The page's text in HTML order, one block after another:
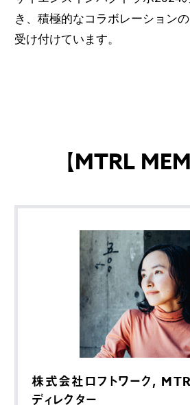
き、積極的なコラボレーション
受け付けています。
【MTRL
株式会社ロフトワーク,
ディレクター